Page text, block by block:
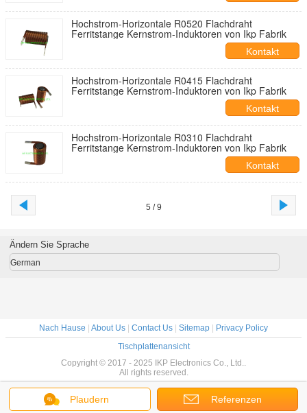
Hochstrom-Horizontale R0520 Flachdraht
Ferritstange Kernstrom-Induktoren von Ikp Fabrik
Kontakt
Hochstrom-Horizontale R0415 Flachdraht
Ferritstange Kernstrom-Induktoren von Ikp Fabrik
Kontakt
Hochstrom-Horizontale R0310 Flachdraht
Ferritstange Kernstrom-Induktoren von Ikp Fabrik
Kontakt
5 / 9
Plaudern Referenzen
Ändern Sie Sprache
German
Nach Hause About Us Contact Us Sitemap
Privacy Policy
Tischplattenansicht
Copyright © 2017 - 2025 IKP Electronics Co., Ltd..
All rights reserved.